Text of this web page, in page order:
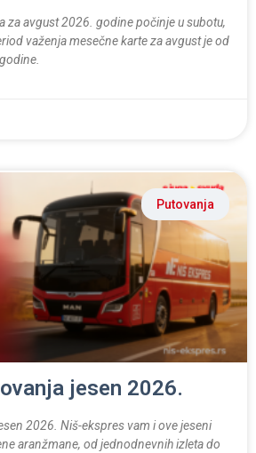
za avgust 2026. godine počinje u subotu,
važenja mesečne karte za avgust je od
Putovanja
jesen 2026.
2026. Niš-ekspres vam i ove jeseni
aranžmane, od jednodnevnih izleta do